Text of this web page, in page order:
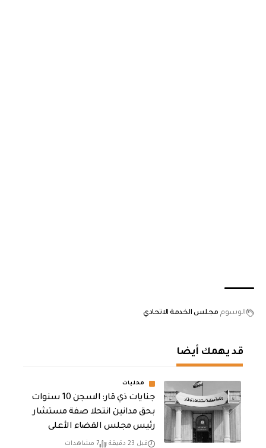
الوسوم مجلس الخدمة الاتحادي
قد يهمك أيضا
محليات
جنايات ذي قار: السجن 10 سنوات
بحق مدانين انتحلا صفة مستشار
رئيس مجلس القضاء الأعلى
قبل 23 دقيقة 7 مشاهدات